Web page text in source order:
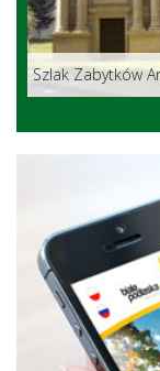
Szlak Zabytków